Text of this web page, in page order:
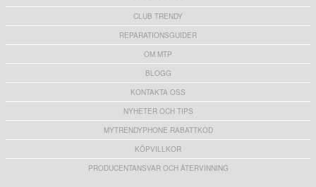
CLUB TRENDY
REPARATIONSGUIDER
OM MTP
BLOGG
KONTAKTA OSS
NYHETER OCH TIPS
MYTRENDYPHONE RABATTKOD
KÖPVILLKOR
PRODUCENTANSVAR OCH ÅTERVINNING